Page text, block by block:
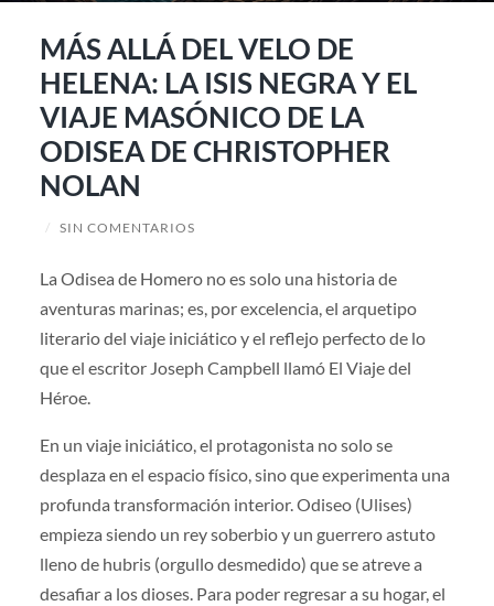
MÁS ALLÁ DEL VELO DE
HELENA: LA ISIS NEGRA Y EL
VIAJE MASÓNICO DE LA
ODISEA DE CHRISTOPHER
NOLAN
/ SIN COMENTARIOS
La Odisea de Homero no es solo una historia de
aventuras marinas; es, por excelencia, el arquetipo
literario del viaje iniciático y el reflejo perfecto de lo
que el escritor Joseph Campbell llamó El Viaje del
Héroe.
En un viaje iniciático, el protagonista no solo se
desplaza en el espacio físico, sino que experimenta una
profunda transformación interior. Odiseo (Ulises)
empieza siendo un rey soberbio y un guerrero astuto
lleno de hubris (orgullo desmedido) que se atreve a
desafiar a los dioses. Para poder regresar a su hogar, el